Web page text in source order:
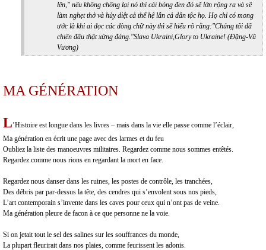
lên," nếu không chống lại nó thì cái bóng đen đó sẽ lớn rộng ra và sẽ
làm nghẹt thở và hủy diệt cả thế hệ lẫn cả dân tộc họ. Họ chỉ có mong
ước là khi ai đọc các dòng chữ này thì sẽ hiểu rõ rằng:"Chúng tôi đã
chiến đấu thật xứng đáng."Slava Ukraini,Glory to Ukraine! (Đặng-Vũ
Vương)
MA GÉNÉRATION
L’Histoire est longue dans les livres – mais dans la vie elle passe comme l’éclair,
Ma génération en écrit une page avec des larmes et du feu
Oubliez la liste des manoeuvres militaires. Regardez comme nous sommes entêtés.
Regardez comme nous rions en regardant la mort en face.
Regardez nous danser dans les ruines, les postes de contrôle, les tranchées,
Des débris par par-dessus la tête, des cendres qui s’envolent sous nos pieds,
L’art contemporain s’invente dans les caves pour ceux qui n’ont pas de veine.
Ma génération pleure de facon à ce que personne ne la voie.
Si on jetait tout le sel des salines sur les souffrances du monde,
La plupart fleurirait dans nos plaies, comme feurissent les adonis.